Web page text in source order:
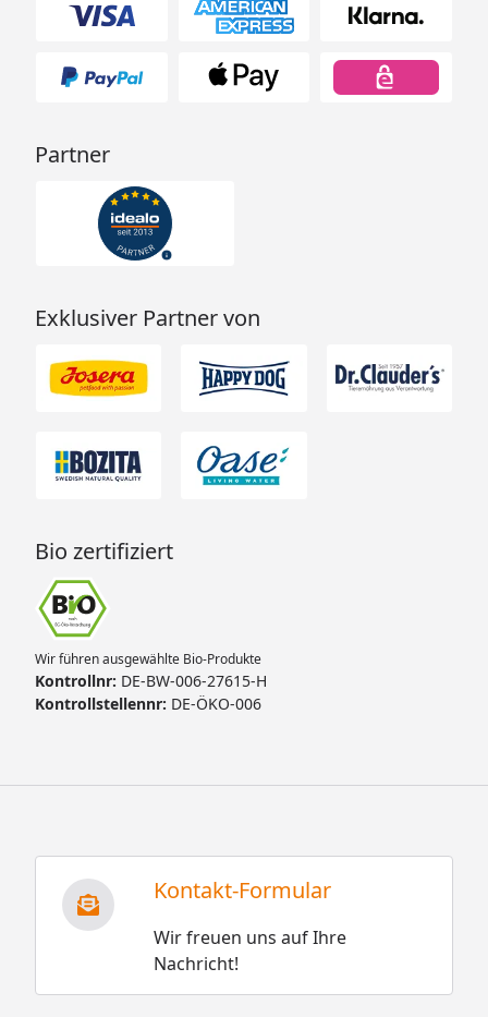
Partner
Exklusiver Partner von
Bio zertifiziert
Wir führen ausgewählte Bio-Produkte
Kontrollnr: DE-BW-006-27615-H
Kontrollstellennr: DE-ÖKO-006
Kontakt-Formular
Wir freuen uns auf Ihre
Nachricht!